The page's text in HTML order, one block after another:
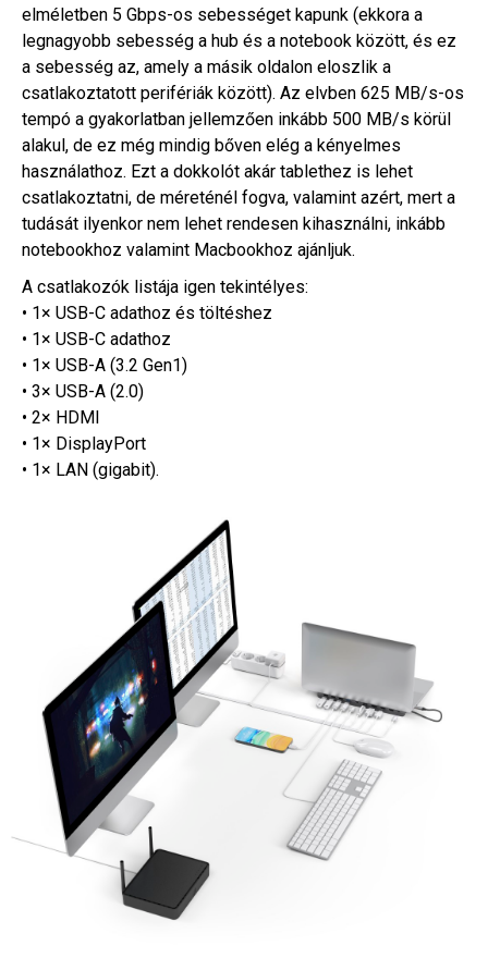
elméletben 5 Gbps-os sebességet kapunk (ekkora a
legnagyobb sebesség a hub és a notebook között, és ez
a sebesség az, amely a másik oldalon eloszlik a
csatlakoztatott perifériák között). Az elvben 625 MB/s-os
tempó a gyakorlatban jellemzően inkább 500 MB/s körül
alakul, de ez még mindig bőven elég a kényelmes
használathoz. Ezt a dokkolót akár tablethez is lehet
csatlakoztatni, de méreténél fogva, valamint azért, mert a
tudását ilyenkor nem lehet rendesen kihasználni, inkább
notebookhoz valamint Macbookhoz ajánljuk.
A csatlakozók listája igen tekintélyes:
• 1× USB-C adathoz és töltéshez
• 1× USB-C adathoz
• 1× USB-A (3.2 Gen1)
• 3× USB-A (2.0)
• 2× HDMI
• 1× DisplayPort
• 1× LAN (gigabit).